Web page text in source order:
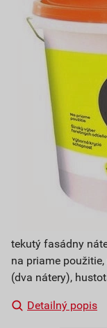
tekutý fasádny
na priame
(dva nátery),
Detailný popis